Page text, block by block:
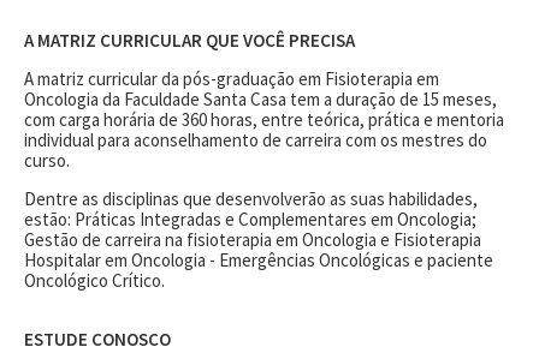
A MATRIZ CURRICULAR QUE VOCÊ PRECISA
A matriz curricular da pós-graduação em Fisioterapia em
Oncologia da Faculdade Santa Casa tem a duração de 15 meses,
com carga horária de 360 horas, entre teórica, prática e mentoria
individual para aconselhamento de carreira com os mestres do
curso.
Dentre as disciplinas que desenvolverão as suas habilidades,
estão: Práticas Integradas e Complementares em Oncologia;
Gestão de carreira na fisioterapia em Oncologia e Fisioterapia
Hospitalar em Oncologia - Emergências Oncológicas e paciente
Oncológico Crítico.
ESTUDE CONOSCO